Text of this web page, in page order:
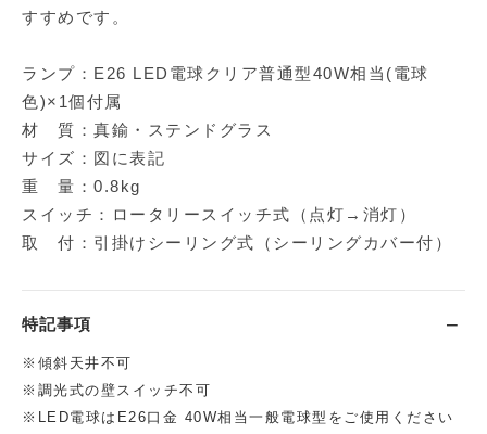
すすめです。
ランプ：E26 LED電球クリア普通型40W相当(電球
色)×1個付属
材 質：真鍮・ステンドグラス
サイズ：図に表記
重 量：0.8kg
スイッチ：ロータリースイッチ式（点灯→消灯）
取 付：引掛けシーリング式（シーリングカバー付）
特記事項
※傾斜天井不可
※調光式の壁スイッチ不可
※LED電球はE26口金 40W相当一般電球型をご使用ください